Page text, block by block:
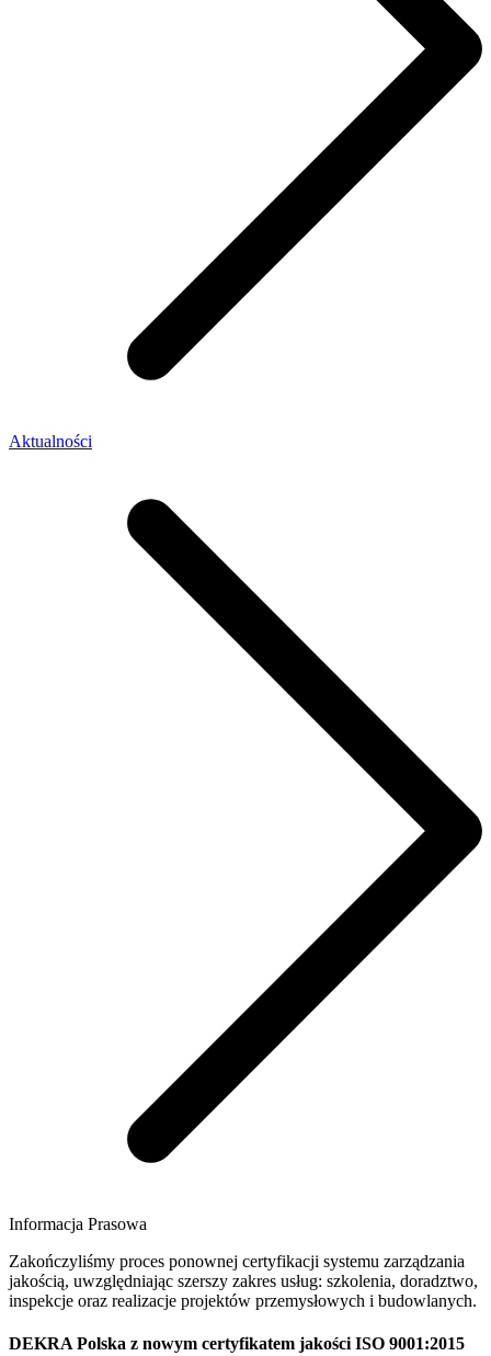
Aktualności
Informacja Prasowa
Zakończyliśmy proces ponownej certyfikacji systemu zarządzania
jakością, uwzględniając szerszy zakres usług: szkolenia, doradztwo,
inspekcje oraz realizacje projektów przemysłowych i budowlanych.
DEKRA Polska z nowym certyfikatem jakości ISO 9001:2015